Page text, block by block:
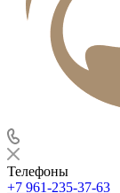
Телефоны
+7 961-235-37-63